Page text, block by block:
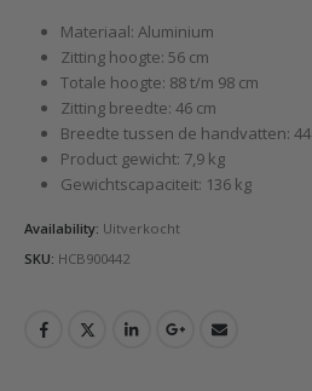
Materiaal: Aluminium
Zitting hoogte: 56 cm
Totale hoogte: 88 t/m 98 cm
Zitting breedte: 46 cm
Breedte tussen de handvatten: 44
Product gewicht: 7,9 kg
Gewichtscapaciteit: 136 kg
Availability: Uitverkocht
SKU: HCB900442